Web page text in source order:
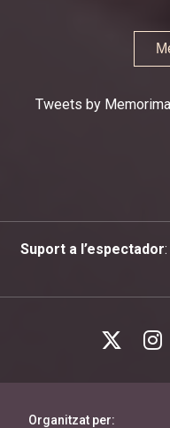
Tweets by
Suport a l’espectador
Organitzat per: